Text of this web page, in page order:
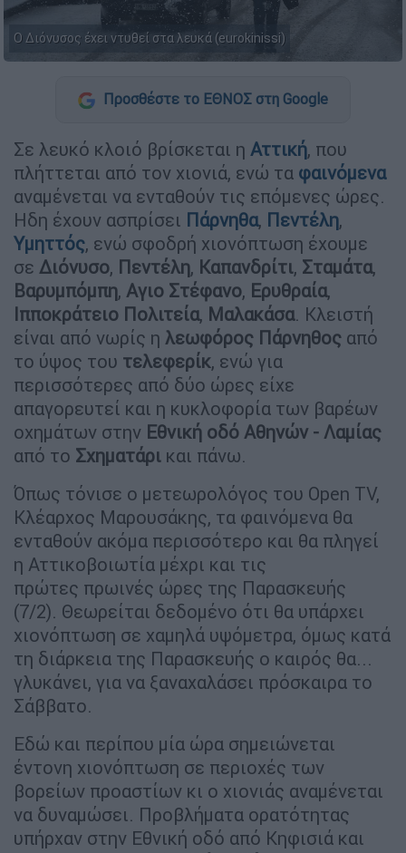
Ο Διόνυσος έχει ντυθεί στα λευκά (eurokinissi)
Προσθέστε το ΕΘΝΟΣ στη Google
Σε λευκό κλοιό βρίσκεται η Αττική, που
πλήττεται από τον χιονιά, ενώ τα φαινόμενα
αναμένεται να ενταθούν τις επόμενες ώρες.
Ηδη έχουν ασπρίσει Πάρνηθα, Πεντέλη,
Υμηττός, ενώ σφοδρή χιονόπτωση έχουμε
σε Διόνυσο, Πεντέλη, Καπανδρίτι, Σταμάτα,
Βαρυμπόμπη, Αγιο Στέφανο, Ερυθραία,
Ιπποκράτειο Πολιτεία, Μαλακάσα. Κλειστή
είναι από νωρίς η λεωφόρος Πάρνηθος από
το ύψος του τελεφερίκ, ενώ για
περισσότερες από δύο ώρες είχε
απαγορευτεί και η κυκλοφορία των βαρέων
οχημάτων στην Εθνική οδό Αθηνών - Λαμίας
από το Σχηματάρι και πάνω.
Όπως τόνισε ο μετεωρολόγος του Open TV,
Κλέαρχος Μαρουσάκης, τα φαινόμενα θα
ενταθούν ακόμα περισσότερο και θα πληγεί
η Αττικοβοιωτία μέχρι και τις
πρώτες πρωινές ώρες της Παρασκευής
(7/2). Θεωρείται δεδομένο ότι θα υπάρχει
χιονόπτωση σε χαμηλά υψόμετρα, όμως κατά
τη διάρκεια της Παρασκευής ο καιρός θα...
γλυκάνει, για να ξαναχαλάσει πρόσκαιρα το
Σάββατο.
Εδώ και περίπου μία ώρα σημειώνεται
έντονη χιονόπτωση σε περιοχές των
βορείων προαστίων κι ο χιονιάς αναμένεται
να δυναμώσει. Προβλήματα ορατότητας
υπήρχαν στην Εθνική οδό από Κηφισιά και